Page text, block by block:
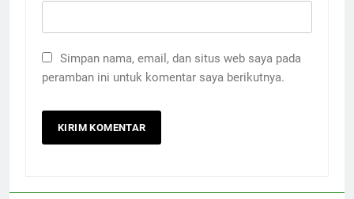
Simpan nama, email, dan situs web saya pada
peramban ini untuk komentar saya berikutnya.